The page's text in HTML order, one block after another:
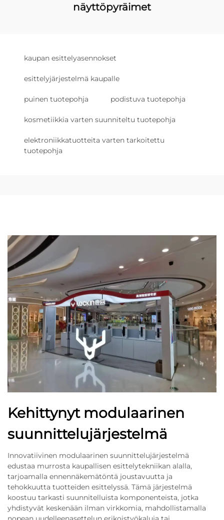
näyttöpyräimet
kaupan esittelyasennokset
esittelyjärjestelmä kaupalle
puinen tuotepohja podistuva tuotepohja
kosmetiikkia varten suunniteltu tuotepohja
elektroniikkatuotteita varten tarkoitettu
tuotepohja
Kehittynyt modulaarinen
suunnittelujärjestelmä
Innovatiivinen modulaarinen suunnittelujärjestelmä
edustaa murrosta kaupallisen esittelytekniikan alalla,
tarjoamalla ennennäkemätöntä joustavuutta ja
tehokkuutta tuotteiden esittelyssä. Tämä järjestelmä
koostuu tarkasti suunnitelluista komponenteista, jotka
yhdistyvät keskenään ilman virkkomia, mahdollistamalla